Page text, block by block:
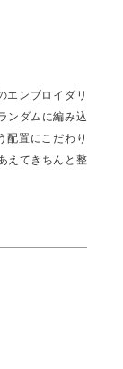
エンブロイダリ
ンダムに編み込
配置にこだわり
えてきちんと整